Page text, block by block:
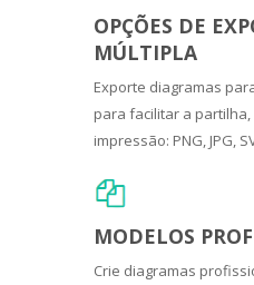
OPÇÕES DE
MÚLTIPLA
Exporte diagramas
para facilitar a
impressão: PNG, JPG,
MODELOS
Crie diagramas